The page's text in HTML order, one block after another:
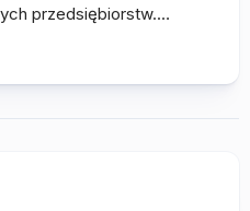
przedsiębiorstw.…